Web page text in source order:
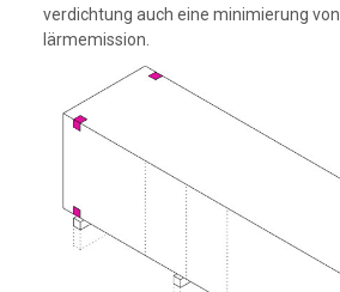
verdichtung auch eine minimierung
lärmemission.